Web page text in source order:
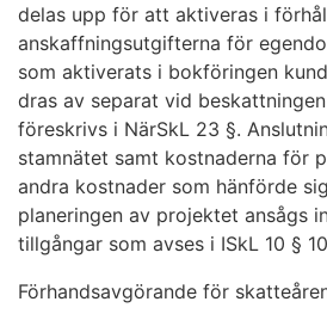
delas upp för att aktiveras i
anskaffningsutgifterna för
som aktiverats i bokföringen
dras av separat vid
föreskrivs i NärSkL 23 §.
stamnätet samt kostnaderna för
andra kostnader som hänförde
planeringen av projektet ansågs
tillgångar som avses i ISkL 10 §
Förhandsavgörande för